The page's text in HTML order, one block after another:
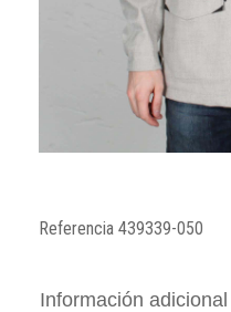
Referencia 439339-050
Información adicional